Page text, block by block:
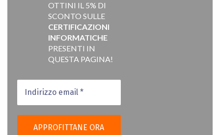
OTTINI IL 5% DI
SCONTO SULLE
CERTIFICAZIONI
INFORMATICHE
PRESENTI IN
QUESTA PAGINA!